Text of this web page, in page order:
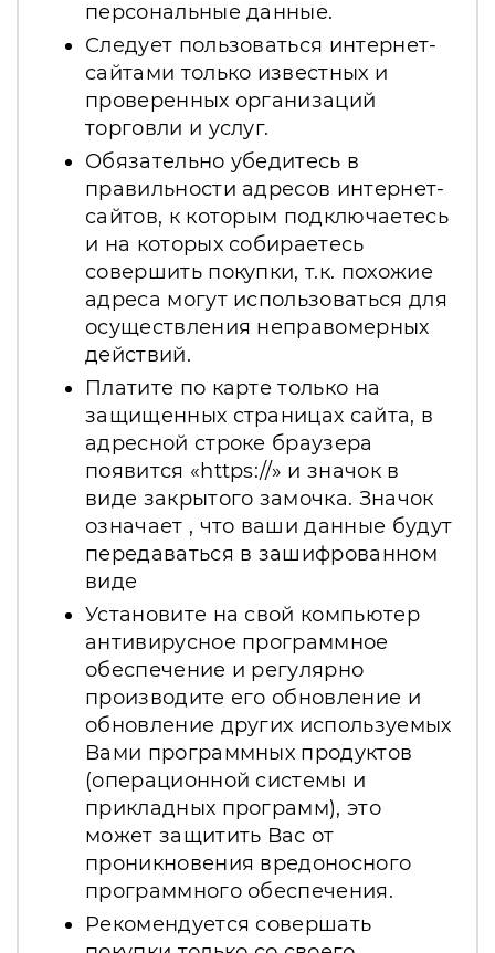
персональные данные.
Следует пользоваться интернет-
сайтами только известных и
проверенных организаций
торговли и услуг.
Обязательно убедитесь в
правильности адресов интернет-
сайтов, к которым подключаетесь
и на которых собираетесь
совершить покупки, т.к. похожие
адреса могут использоваться для
осуществления неправомерных
действий.
Платите по карте только на
защищенных страницах сайта, в
адресной строке браузера
появится «https://» и значок в
виде закрытого замочка. Значок
означает , что ваши данные будут
передаваться в зашифрованном
виде
Установите на свой компьютер
антивирусное программное
обеспечение и регулярно
производите его обновление и
обновление других используемых
Вами программных продуктов
(операционной системы и
прикладных программ), это
может защитить Вас от
проникновения вредоносного
программного обеспечения.
Рекомендуется совершать